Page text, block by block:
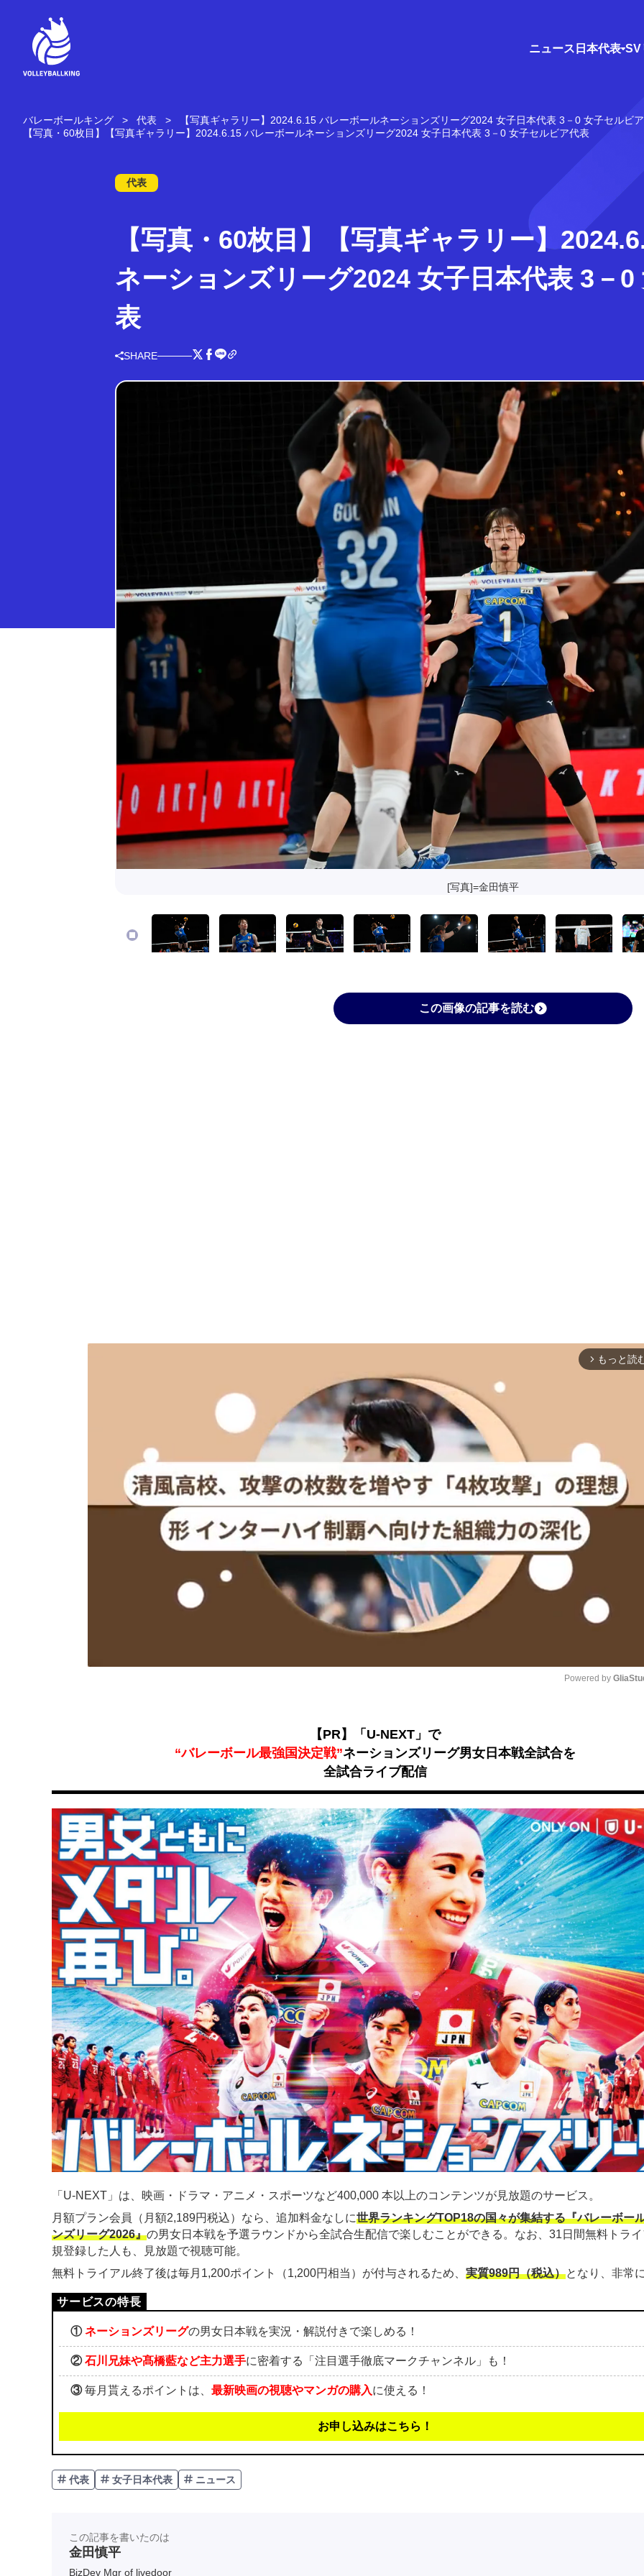
ニュース 日本代表 SV
バレーボールキング 代表
【写真ギャラリー】2024.6.15 バレーボールネーションズリーグ2024 女子日本代表 3－0 女子セルビ
【写真・60枚目】【写真ギャラリー】2024.6.15 バレーボールネーションズリーグ2024 女子日本代表 3－0 女子セルビア代表
代表
【写真・60枚目】【写真ギャラリー】
ネーションズリーグ2024 女子日本代表 3－
表
SHARE
[写真]=金田慎平
この画像の記事を読む
arrow_forward_ios もっと読
Powered by
【PR】「U-NEXT」で
“バレーボール最強国決定戦”ネーションズリーグ男女日本戦全試合を
全試合ライブ配信
「U-NEXT」は、映画・ドラマ・アニメ・スポーツなど400,000 本以上のコンテンツが見放題のサービス。
月額プラン会員（月額2,189円税込）なら、追加料金なしに世界ランキングTOP18の国々が集結する『バレーボー
ンズリーグ2026』の男女日本戦を予選ラウンドから全試合生配信で楽しむことができる。なお、31日間無料トラ
規登録した人も、見放題で視聴可能。
無料トライアル終了後は毎月1,200ポイント（1,200円相当）が付与されるため、 実質989円（税込）となり、非常
① ネーションズリーグの男女日本戦を実況・解説付きで楽しめる！
② 石川兄妹や髙橋藍など主力選手に密着する「注目選手徹底マークチャンネル」も！
③毎月貰えるポイントは、 最新映画の視聴やマンガの購入に使える！
お申し込みはこちら！
代表 女子日本代表 ニュース
この記事を書いたのは
金田慎平
BizDev Mgr of livedoor